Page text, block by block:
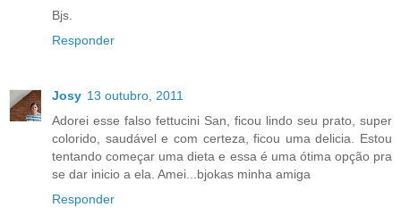
Bjs.
Responder
Josy 13 outubro, 2011
Adorei esse falso fettucini San, ficou lindo seu prato, super
colorido, saudável e com certeza, ficou uma delicia. Estou
tentando começar uma dieta e essa é uma ótima opção pra
se dar inicio a ela. Amei...bjokas minha amiga
Responder